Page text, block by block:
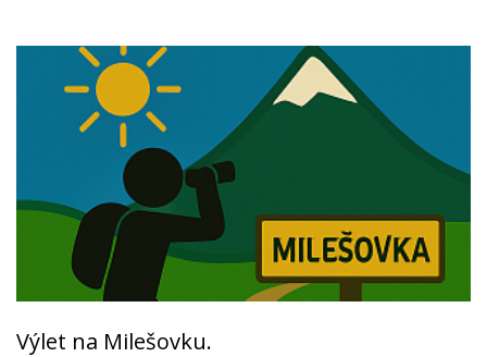
Výlet na Milešovku.